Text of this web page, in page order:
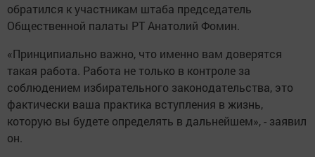
обратился к участникам штаба председатель
Общественной палаты РТ Анатолий Фомин.
«Принципиально важно, что именно вам доверятся
такая работа. Работа не только в контроле за
соблюдением избирательного законодательства, это
фактически ваша практика вступления в жизнь,
которую вы будете определять в дальнейшем», - заявил
он.